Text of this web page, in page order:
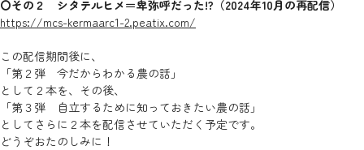
〇その２ シタテルヒメ＝卑弥呼だった!?（2024年10月の再配信）
https://mcs-kermaarc1-2.peatix.com/
この配信期間後に、
「第２弾 今だからわかる農の話」
として２本を、その後、
「第３弾 自立するために知っておきたい農の話」
としてさらに２本を配信させていただく予定です。
どうぞおたのしみに！